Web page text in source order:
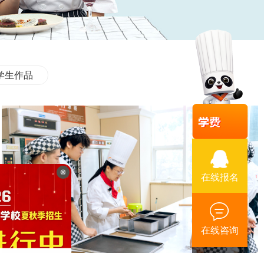
生作品
在线报名
在线咨询